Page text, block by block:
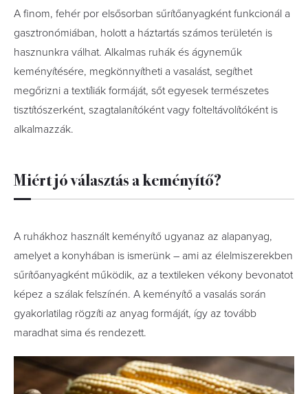
A finom, fehér por elsősorban sűrítőanyagként funkcionál a
gasztronómiában, holott a háztartás számos területén is
hasznunkra válhat. Alkalmas ruhák és ágyneműk
keményítésére, megkönnyítheti a vasalást, segíthet
megőrizni a textíliák formáját, sőt egyesek természetes
tisztítószerként, szagtalanítóként vagy folteltávolítóként is
alkalmazzák.
Miért jó választás a keményítő?
A ruhákhoz használt keményítő ugyanaz az alapanyag,
amelyet a konyhában is ismerünk – ami az élelmiszerekben
sűrítőanyagként működik, az a textileken vékony bevonatot
képez a szálak felszínén. A keményítő a vasalás során
gyakorlatilag rögzíti az anyag formáját, így az tovább
maradhat sima és rendezett.